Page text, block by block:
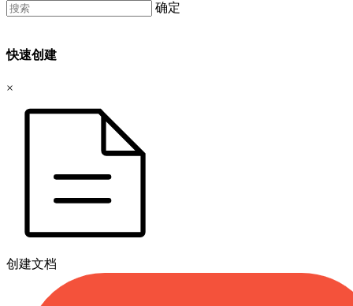
确定
快速创建
×
创建文档